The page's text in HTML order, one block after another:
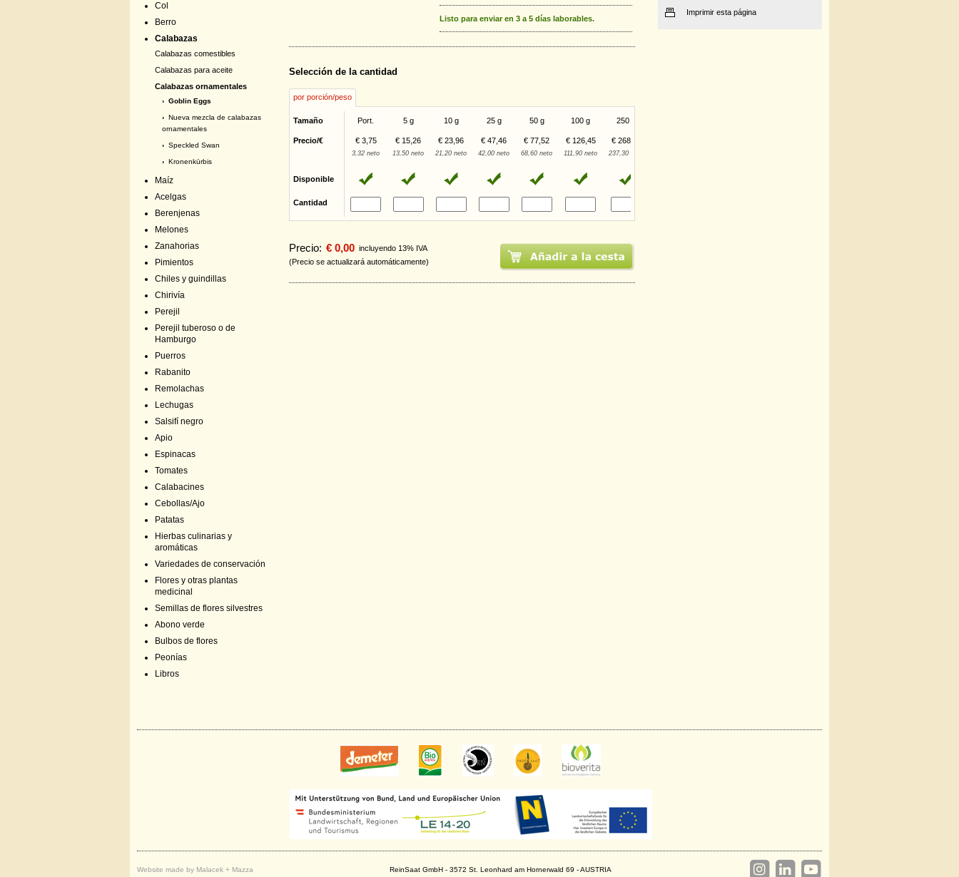
Col
Berro
Calabazas
Calabazas comestibles
Calabazas para aceite
Calabazas ornamentales
› Goblin Eggs
› Nueva mezcla de calabazas
ornamentales
› Speckled Swan
› Kronenkürbis
Maíz
Acelgas
Berenjenas
Melones
Zanahorias
Pimientos
Chiles y guindillas
Chirivía
Perejil
Perejil tuberoso o de
Hamburgo
Puerros
Rabanito
Remolachas
Lechugas
Salsifí negro
Apio
Espinacas
Tomates
Calabacines
Cebollas/Ajo
Patatas
Hierbas culinarias y
aromáticas
Variedades de conservación
Flores y otras plantas
medicinal
Semillas de flores silvestres
Abono verde
Bulbos de flores
Peonías
Libros
Listo para enviar en 3 a 5 días laborables.
Selección de la cantidad
por porción/peso
Tamaño Port. 5 g 10 g 25 g 50 g 100 g 250 g
Precio/€ € 3,75 € 15,26 € 23,96 € 47,46 € 77,52 € 126,45 € 268,15
3,32 neto 13,50 neto 21,20 neto 42,00 neto 68,60 neto 111,90 neto 237,30 neto
Disponible
Cantidad
Precio: € 0,00 incluyendo 13% IVA
(Precio se actualizará automáticamente)
Imprimir esta página
Website made by Malacek + Mazza ReinSaat GmbH - 3572 St. Leonhard am Hornerwald 69 - AUSTRIA